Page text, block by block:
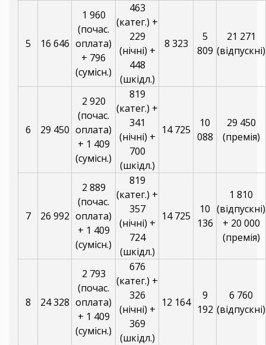
5 16 646
1 960
(почас.
оплата)
+ 796
(сумісн.)
463
(катег.) +
229
(нічні) +
448
(шкідл.)
8 323
5
809
21 271
(відпускні)
6 29 450
2 920
(почас.
оплата)
+ 1 409
(сумісн.)
819
(катег.) +
341
(нічні) +
700
(шкідл.)
14 725
10
088
29 450
(премія)
7 26 992
2 889
(почас.
оплата)
+ 1 409
(сумісн.)
819
(катег.) +
357
(нічні) +
724
(шкідл.)
14 725
10
136
1 810
(відпускні)
+ 20 000
(премія)
8 24 328
2 793
(почас.
оплата)
+ 1 409
(сумісн.)
676
(катег.) +
326
(нічні) +
369
(шкідл.)
12 164
9
192
6 760
(відпускні)